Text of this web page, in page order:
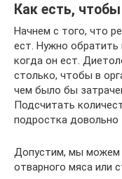
Как есть,
Начнем с того, что
ест. Нужно обратить
когда он ест.
столько, чтобы в
чем было бы
Подсчитать
подростка довольно
Допустим, мы можем
отварного мяса или